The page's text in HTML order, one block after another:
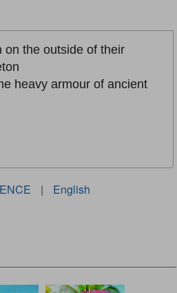
on the outside of their
heavy armour of ancient
| English